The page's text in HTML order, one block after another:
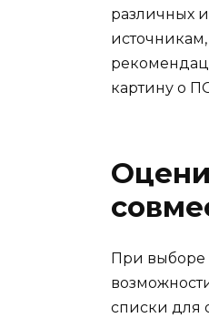
различных
картину о
При выборе
списки для